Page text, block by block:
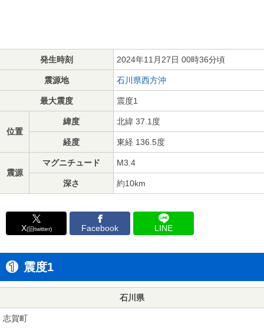
発生時刻 2024年11月27日 00時36分頃
震源地 石川県西方沖
最大震度 震度1
位置
緯度 北緯 37.1度
経度 東経 136.5度
震源
マグニチュード M3.4
深さ 約10km
X(旧twitter) Facebook LINE
震度1
石川県
志賀町